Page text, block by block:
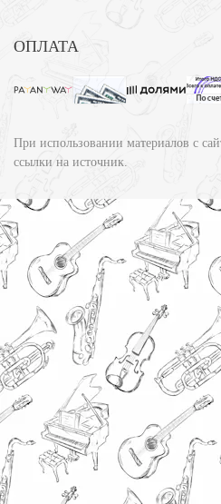
ОПЛАТА
При использовании материалов с
ссылки на источник.